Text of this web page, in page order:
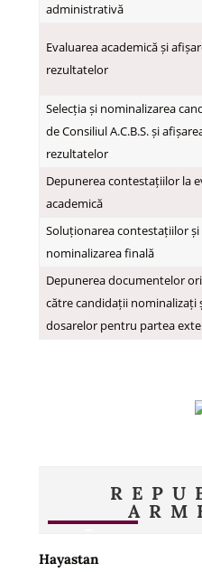
administrativă
Evaluarea academică și
rezultatelor
Selecția și nominalizarea
de Consiliul A.C.B.S. și
rezultatelor
Depunerea contestațiilor la
academică
Soluționarea contestațiilor și
nominalizarea finală
Depunerea documentelor
către candidații nominalizați
dosarelor pentru partea
Hayastan